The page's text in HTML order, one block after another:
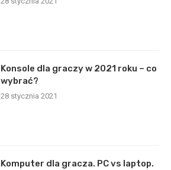
Konsole dla graczy w 2021 roku – co
wybrać?
28 stycznia 2021
Komputer dla gracza. PC vs laptop.